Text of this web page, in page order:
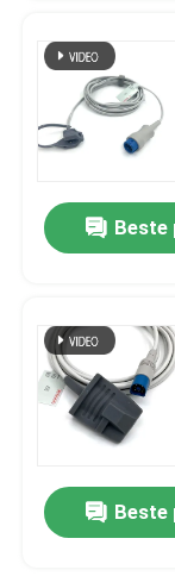
Vraag een
Beschikbare
Opnieuw te
ECG-monitor
Beste
Beste